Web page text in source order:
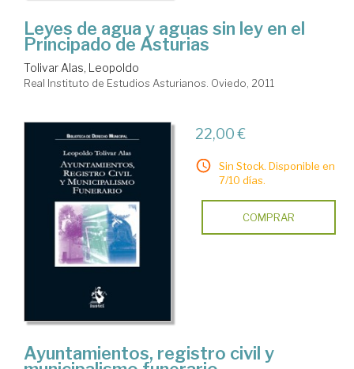
Leyes de agua y aguas sin ley en el
Principado de Asturias
Tolivar Alas, Leopoldo
Real Instituto de Estudios Asturianos. Oviedo, 2011
22,00 €
Sin Stock. Disponible en
7/10 días.
COMPRAR
Ayuntamientos, registro civil y